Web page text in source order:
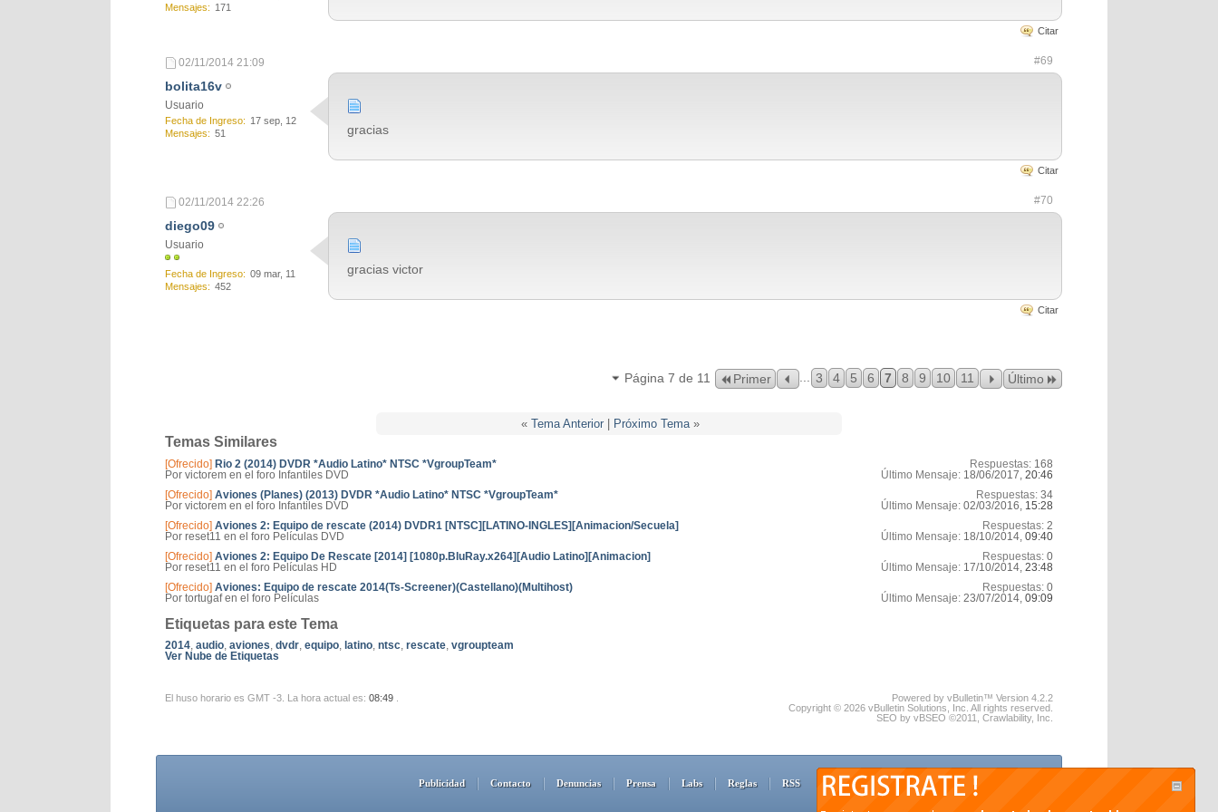
Mensajes
171
Citar
02/11/2014 21:09 #69
bolita16v
Usuario
Fecha de Ingreso
17 sep, 12
Mensajes
51 gracias
Citar
02/11/2014 22:26 #70
diego09
Usuario
Fecha de Ingreso
09 mar, 11
Mensajes
452
gracias victor
Citar
Página 7 de 11 Primer 3 4 5 6 7 8 9 10 11 Último
« Tema Anterior| Próximo Tema »
Temas Similares
[Ofrecido] Rio 2 (2014) DVDR *Audio Latino* NTSC *VgroupTeam*
Por victorem en el foro Infantiles DVD
Respuestas: 168
Último Mensaje: 18/06/2017, 20:46
[Ofrecido] Aviones (Planes) (2013) DVDR *Audio Latino* NTSC *VgroupTeam*
Por victorem en el foro Infantiles DVD
Respuestas: 34
Último Mensaje: 02/03/2016, 15:28
[Ofrecido] Aviones 2: Equipo de rescate (2014) DVDR1 [NTSC][LATINO-INGLES][Animacion/Secuela]
Por reset11 en el foro Películas DVD
Respuestas: 2
Último Mensaje: 18/10/2014, 09:40
[Ofrecido] Aviones 2: Equipo De Rescate [2014] [1080p.BluRay.x264][Audio Latino][Animacion]
Por reset11 en el foro Películas HD
Respuestas: 0
Último Mensaje: 17/10/2014, 23:48
[Ofrecido] Aviones: Equipo de rescate 2014(Ts-Screener)(Castellano)(Multihost)
Por tortugaf en el foro Películas
Respuestas: 0
Último Mensaje: 23/07/2014, 09:09
Etiquetas para este Tema
2014, audio, aviones, dvdr, equipo, latino, ntsc, rescate, vgroupteam
Ver Nube de Etiquetas
El huso horario es GMT -3. La hora actual es: 08:49
Powered by vBulletin™ Version 4.2.2
Copyright © 2026 vBulletin Solutions, Inc. All rights reserved.
SEO by vBSEO ©2011, Crawlability, Inc.
Publicidad Contacto Denuncias Prensa Labs Reglas RSS